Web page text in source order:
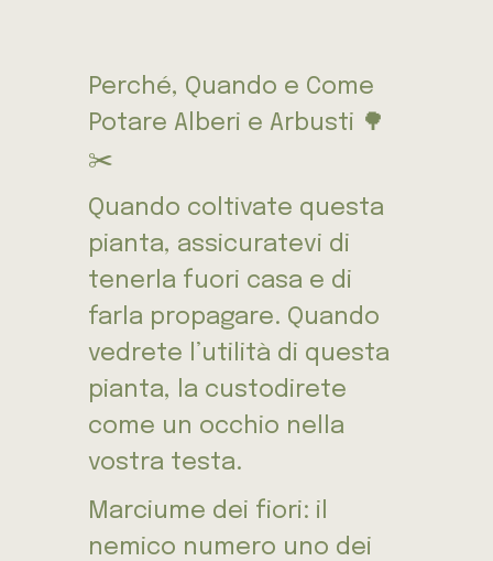
Perché, Quando e Come
Potare Alberi e Arbusti 🌳
✂️
Quando coltivate questa
pianta, assicuratevi di
tenerla fuori casa e di
farla propagare. Quando
vedrete l’utilità di questa
pianta, la custodirete
come un occhio nella
vostra testa.
Marciume dei fiori: il
nemico numero uno dei